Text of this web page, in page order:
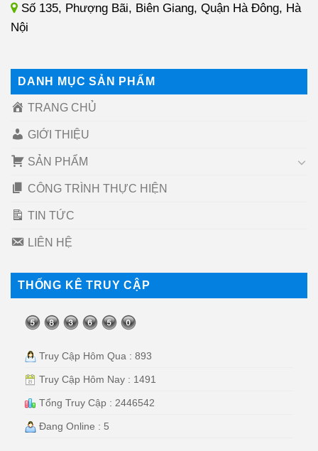
Số 135, Phượng Bãi, Biên Giang, Quận Hà Đông, Hà
Nội
DANH MỤC SẢN PHẨM
TRANG CHỦ
GIỚI THIỆU
SẢN PHẨM
CÔNG TRÌNH THỰC HIỆN
TIN TỨC
LIÊN HỆ
THỐNG KÊ TRUY CẬP
Truy Cập Hôm Qua : 893
Truy Cập Hôm Nay : 1491
Tổng Truy Cập : 2446542
Đang Online : 5